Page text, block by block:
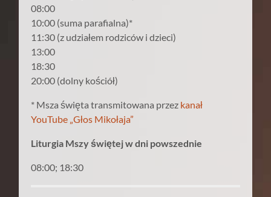
08:00
10:00 (suma parafialna)*
11:30 (z udziałem rodziców i dzieci)
13:00
18:30
20:00 (dolny kościół)
* Msza święta transmitowana przez kanał
YouTube „Głos Mikołaja”
Liturgia Mszy świętej w dni powszednie
08:00; 18:30